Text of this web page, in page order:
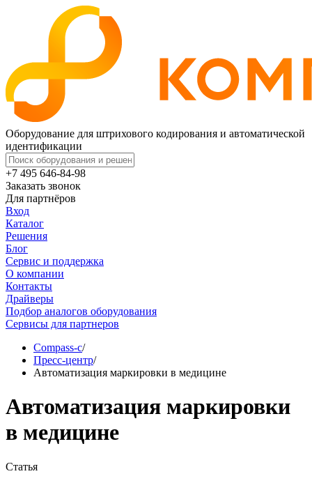
Оборудование для штрихового кодирования и автоматической
идентификации
+7 495 646-84-98
Заказать звонок
Для партнёров
Вход
Каталог
Решения
Блог
Сервис и поддержка
О компании
Контакты
Драйверы
Подбор аналогов оборудования
Сервисы для партнеров
Compass-c/
Пресс-центр/
Автоматизация маркировки в медицине
Автоматизация маркировки
в медицине
Статья